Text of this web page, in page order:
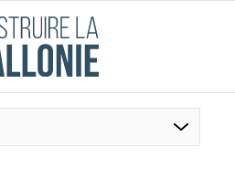
d’emploi